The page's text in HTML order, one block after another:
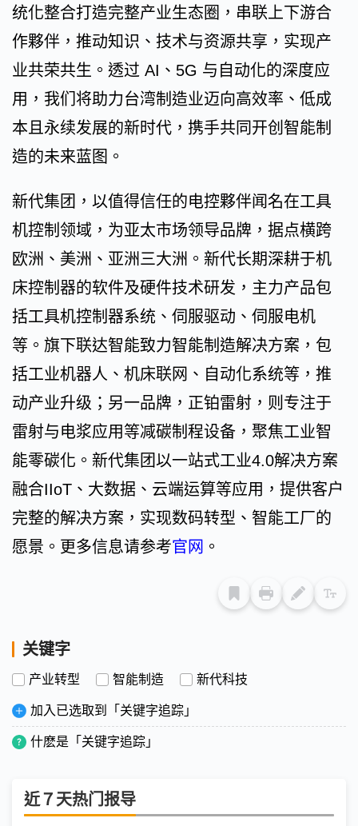
统化整合打造完整产业生态圈，串联上下游合
作夥伴，推动知识、技术与资源共享，实现产
业共荣共生。透过 AI、5G 与自动化的深度应
用，我们将助力台湾制造业迈向高效率、低成
本且永续发展的新时代，携手共同开创智能制
造的未来蓝图。
新代集团，以值得信任的电控夥伴闻名在工具
机控制领域，为亚太市场领导品牌，据点横跨
欧洲、美洲、亚洲三大洲。新代长期深耕于机
床控制器的软件及硬件技术研发，主力产品包
括工具机控制器系统、伺服驱动、伺服电机
等。旗下联达智能致力智能制造解决方案，包
括工业机器人、机床联网、自动化系统等，推
动产业升级；另一品牌，正铂雷射，则专注于
雷射与电浆应用等减碳制程设备，聚焦工业智
能零碳化。新代集团以一站式工业4.0解决方案
融合IIoT、大数据、云端运算等应用，提供客户
完整的解决方案，实现数码转型、智能工厂的
愿景。更多信息请参考官网 。
关键字
产业转型 智能制造 新代科技
加入已选取到「关键字追踪」
什麽是「关键字追踪」
近７天热门报导